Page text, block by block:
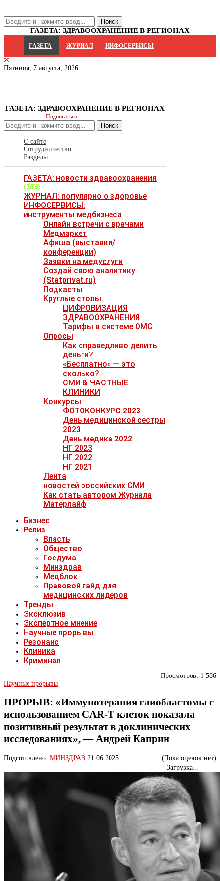
ГАЗЕТА: ЗДРАВООХРАНЕНИЕ В РЕГИОНАХ
ГАЗЕТА ЖУРНАЛ ИНФОСЕРВИСЫ
Пятница, 7 августа, 2026
ГАЗЕТА: ЗДРАВООХРАНЕНИЕ В РЕГИОНАХ
Подписаться
Поиск
О сайте
Сотрудничество
Разделы
ГАЗЕТА: новости здравоохранения
(283)
ЖУРНАЛ: популярно о здоровье
ИНФОСЕРВИСЫ:
инструменты медбизнеса
Онлайн встречи с врачами
Медмаркет
Афиша (выставки/
конференции)
Заявки на медуслуги
Создай свою аналитику
(Statprivat.ru)
Подкасты
Круглые столы
ЦИФРОВИЗАЦИЯ
ЗДРАВООХРАНЕНИЯ
Тарифы в системе ОМС
Опросы
Как справедливо делить
деньги?
«Бесплатно» — это
сколько?
СМИ & ЧАСТНЫЕ
КЛИНИКИ
Конкурсы
ФОТОКОНКУРС 2023
День медицинской сестры
2023
День медика 2022
НГ 2023
НГ 2022
НГ 2021
Лента
новостей российских СМИ
Как стать автором Журнала
Матерлайф
Бизнес
Релиз
Власть
Общество
Госдума
Минздрав
Медблок
Правовой гайд для
медицинских лидеров
Тренды
Эксклюзив
Экспертное мнение
Научные прорывы
Резонанс
Клиника
Криминал
Просмотров: 1 586
Научные прорывы
ПРОРЫВ: «Иммунотерапия глиобластомы с
использованием CAR-T клеток показала
позитивный результат в доклинических
исследованиях», — Андрей Каприн
Подготовлено: МИНЗДРАВ 21.06.2025
(Пока оценок нет)
Загрузка...